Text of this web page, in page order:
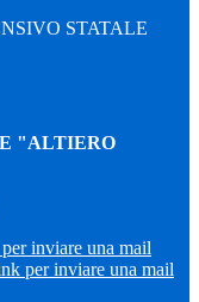
STATALE
"ALTIERO
inviare una mail
per inviare una mail